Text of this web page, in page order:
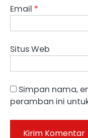
Email *
Situs Web
Simpan nama,
peramban ini